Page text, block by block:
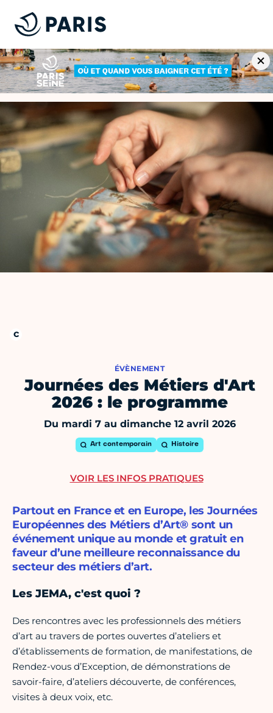
ÉVÈNEMENT
Journées des Métiers d'Art
2026 : le programme
Du mardi 7 au dimanche 12 avril 2026
Art contemporain Histoire
Partout en France et en Europe, les Journées
Européennes des Métiers d’Art® sont un
événement unique au monde et gratuit en
faveur d’une meilleure reconnaissance du
secteur des métiers d’art.
Les JEMA, c'est quoi ?
Des rencontres avec les professionnels des métiers
d’art au travers de portes ouvertes d’ateliers et
d’établissements de formation, de manifestations, de
Rendez-vous d’Exception, de démonstrations de
savoir-faire, d’ateliers découverte, de conférences,
visites à deux voix, etc.
VOIR LES INFOS PRATIQUES